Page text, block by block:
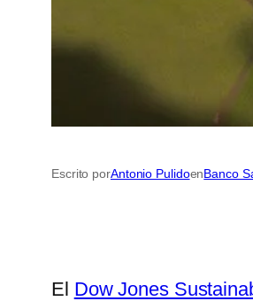
Escrito porAntonio PulidoenBanco
El Dow Jones